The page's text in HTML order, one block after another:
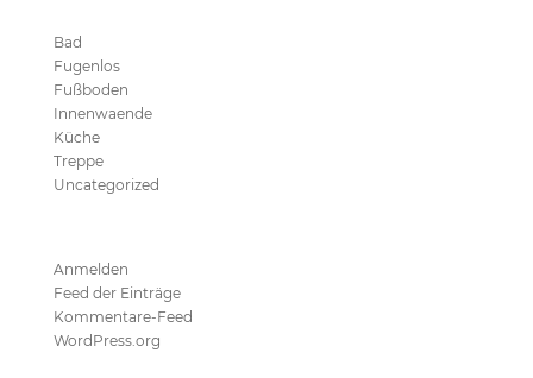
Bad
Fugenlos
Fußboden
Innenwaende
Küche
Treppe
Uncategorized
Anmelden
Feed der Einträge
Kommentare-Feed
WordPress.org